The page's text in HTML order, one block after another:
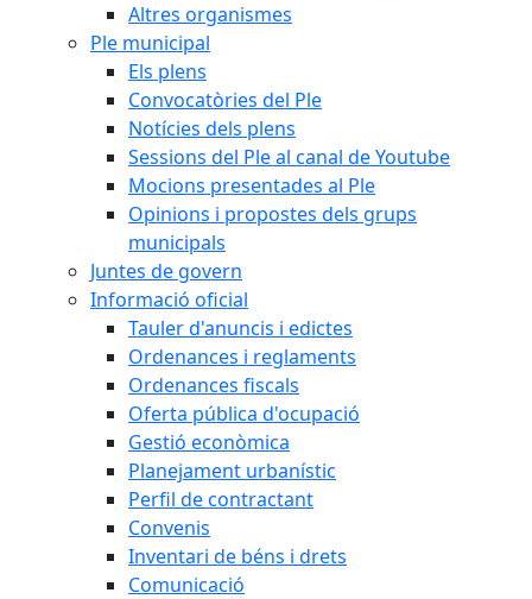
Altres organismes
Ple municipal
Els plens
Convocatòries del Ple
Notícies dels plens
Sessions del Ple al canal de Youtube
Mocions presentades al Ple
Opinions i propostes dels grups
municipals
Juntes de govern
Informació oficial
Tauler d'anuncis i edictes
Ordenances i reglaments
Ordenances fiscals
Oferta pública d'ocupació
Gestió econòmica
Planejament urbanístic
Perfil de contractant
Convenis
Inventari de béns i drets
Comunicació